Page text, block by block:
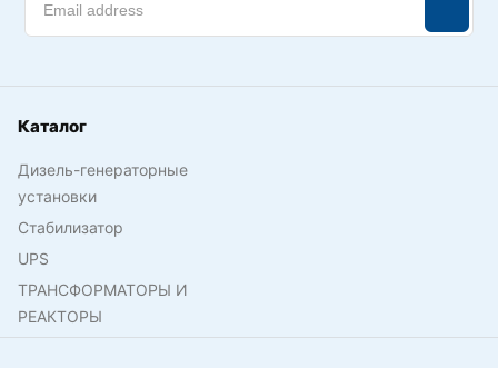
Каталог
Дизель-генераторные
установки
Стабилизатор
UPS
ТРАНСФОРМАТОРЫ И
РЕАКТОРЫ